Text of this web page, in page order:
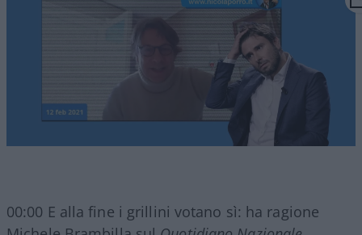
00:00 E alla fine i grillini votano sì: ha ragione